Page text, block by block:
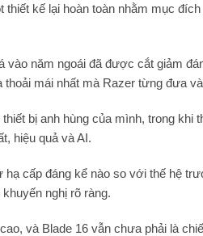
kế lại hoàn toàn nhằm mục
vào năm ngoái đã được cắt giảm
mái nhất mà Razer từng đưa
bị anh hùng của mình, trong khi
hiệu quả và AI.
cấp đáng kể nào so với thế hệ
nghị rõ ràng.
và Blade 16 vẫn chưa phải là